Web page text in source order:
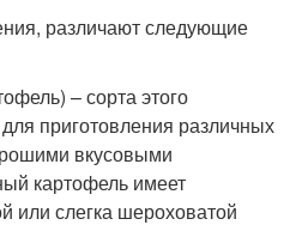
различают следующие
– сорта этого
приготовления различных
вкусовыми
картофель имеет
или слегка шероховатой